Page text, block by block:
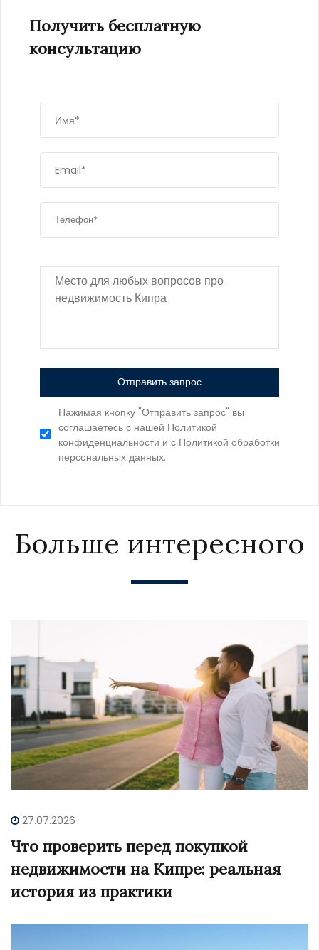
Получить бесплатную
консультацию
Отправить запрос
Нажимая кнопку "Отправить запрос" вы
соглашаетесь с нашей Политикой
конфиденциальности и с Политикой обработки
персональных данных.
Больше интересного
27.07.2026
Что проверить перед покупкой
недвижимости на Кипре: реальная
история из практики